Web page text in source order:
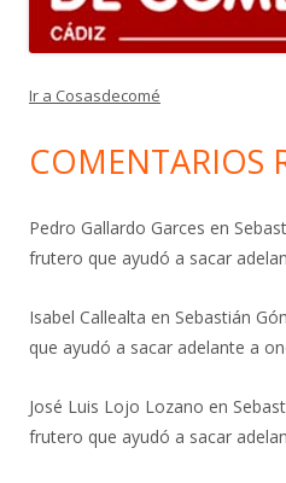
Ir a Cosasdecomé
COMENTARIOS
Pedro Gallardo Garces en
frutero que ayudó a sacar
Isabel Callealta en Sebastián
que ayudó a sacar adelante a
José Luis Lojo Lozano en
frutero que ayudó a sacar